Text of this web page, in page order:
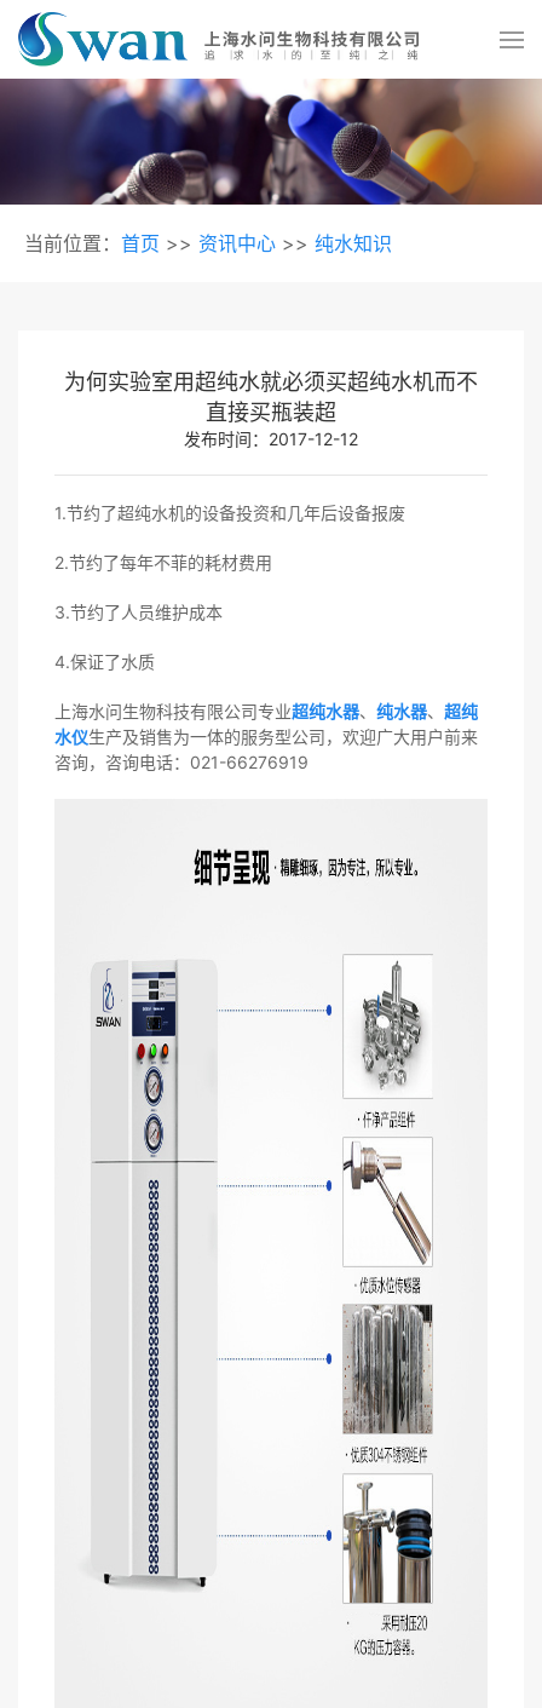
当前位置： 首页 >> 资讯中心 >> 纯水知识
为何实验室用超纯水就必须买超纯水机而不
直接买瓶装超
发布时间：2017-12-12
1.节约了超纯水机的设备投资和几年后设备报废
2.节约了每年不菲的耗材费用
3.节约了人员维护成本
4.保证了水质
上海水问生物科技有限公司专业超纯水器、 纯水器、 超纯
水仪生产及销售为一体的服务型公司，欢迎广大用户前来
咨询，咨询电话：021-66276919